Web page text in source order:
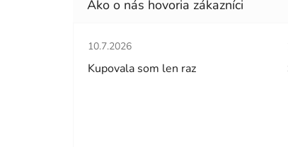
Hodnotenie obchodu je 5 z 5
10.7.2026
Kupovala som len raz